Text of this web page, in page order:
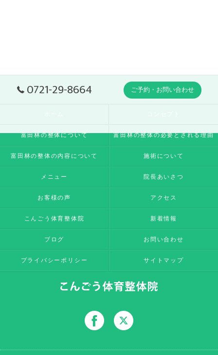
0721-29-8664 ご予約・お問い合わせ
富田林の整体について 富田林の整体の必要とされる理由
富田林の整体の内容について 施術について
メニュー 院長あいさつ
お客様の声 アクセス
こんごう体育整体院 新着情報
ブログ お問い合わせ
プライバシーポリシー サイトマップ